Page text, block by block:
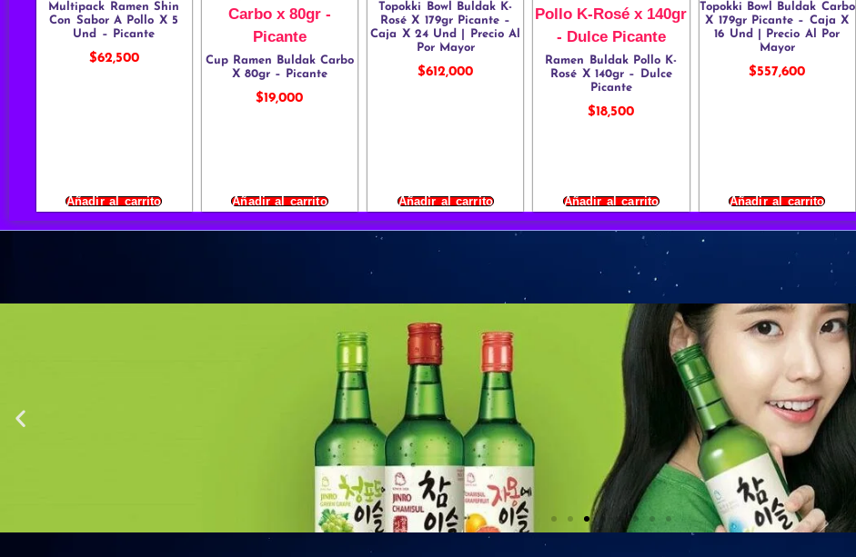
Multipack Ramen Shin
Con Sabor A Pollo X 5
Und – Picante
$62,500
Añadir al carrito
Cup Ramen Buldak Carbo
X 80gr – Picante
$19,000
Añadir al carrito
Topokki Bowl Buldak K-
Rosé X 179gr Picante –
Caja X 24 Und | Precio Al
Por Mayor
$612,000
Añadir al carrito
Ramen Buldak Pollo K-
Rosé X 140gr – Dulce
Picante
$18,500
Añadir al carrito
Topokki Bowl Buldak Carbo
X 179gr Picante – Caja X
16 Und | Precio Al Por
Mayor
$557,600
Añadir al carrito